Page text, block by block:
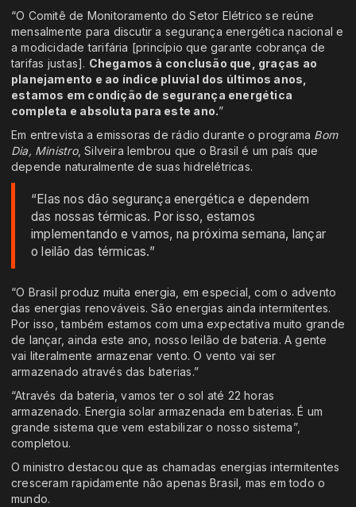
“O Comitê de Monitoramento do Setor Elétrico se reúne
mensalmente para discutir a segurança energética nacional e
a modicidade tarifária [princípio que garante cobrança de
tarifas justas]. Chegamos à conclusão que, graças ao
planejamento e ao índice pluvial dos últimos anos,
estamos em condição de segurança energética
completa e absoluta para este ano.”
Em entrevista a emissoras de rádio durante o programa Bom
Dia, Ministro, Silveira lembrou que o Brasil é um país que
depende naturalmente de suas hidrelétricas.
“Elas nos dão segurança energética e dependem
das nossas térmicas. Por isso, estamos
implementando e vamos, na próxima semana, lançar
o leilão das térmicas.”
“O Brasil produz muita energia, em especial, com o advento
das energias renováveis. São energias ainda intermitentes.
Por isso, também estamos com uma expectativa muito grande
de lançar, ainda este ano, nosso leilão de bateria. A gente
vai literalmente armazenar vento. O vento vai ser
armazenado através das baterias.”
“Através da bateria, vamos ter o sol até 22 horas
armazenado. Energia solar armazenada em baterias. É um
grande sistema que vem estabilizar o nosso sistema”,
completou.
O ministro destacou que as chamadas energias intermitentes
cresceram rapidamente não apenas Brasil, mas em todo o
mundo.